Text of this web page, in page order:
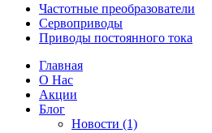
Частотные преобразователи
Сервоприводы
Приводы постоянного тока
Главная
О Нас
Акции
Блог
Новости (1)